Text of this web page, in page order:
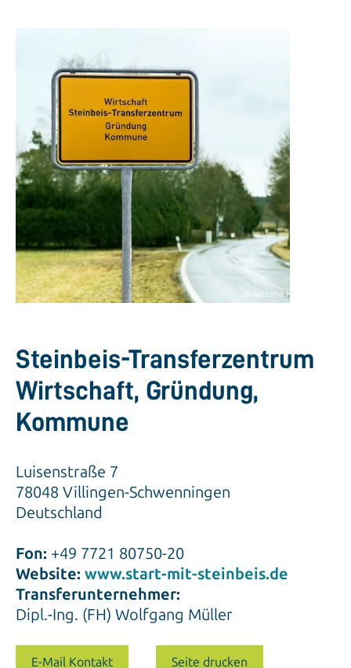
© Suzana Krsticevic
Steinbeis-Transferzentrum
Wirtschaft, Gründung,
Kommune
Luisenstraße 7
78048 Villingen-Schwenningen
Deutschland
Fon: +49 7721 80750-20
Website: www.start-mit-steinbeis.de
Transferunternehmer:
Dipl.-Ing. (FH) Wolfgang Müller
E-Mail Kontakt Seite drucken